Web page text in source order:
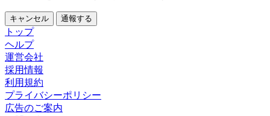
キャンセル 通報する
トップ
ヘルプ
運営会社
採用情報
利用規約
プライバシーポリシー
広告のご案内